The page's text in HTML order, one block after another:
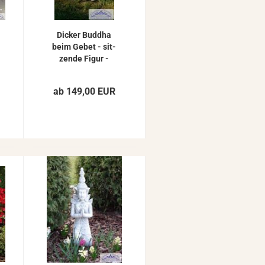
Di­cker Bud­dha
beim Gebet - sit­
zen­de Figur -
fi­gur 44cm 57kg
ab 149,00 EUR